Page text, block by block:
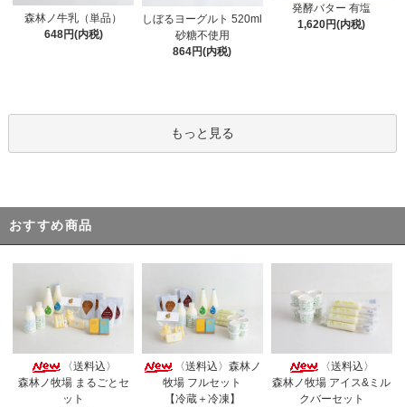
森林ノ牛乳（単品）
648円(内税)
しぼるヨーグルト 520ml
砂糖不使用
864円(内税)
発酵バター 有塩
1,620円(内税)
もっと見る
おすすめ商品
〈送料込〉
森林ノ牧場 まるごとセ
ット
〈送料込〉森林ノ
牧場 フルセット
【冷蔵＋冷凍】
〈送料込〉
森林ノ牧場 アイス&ミル
クバーセット